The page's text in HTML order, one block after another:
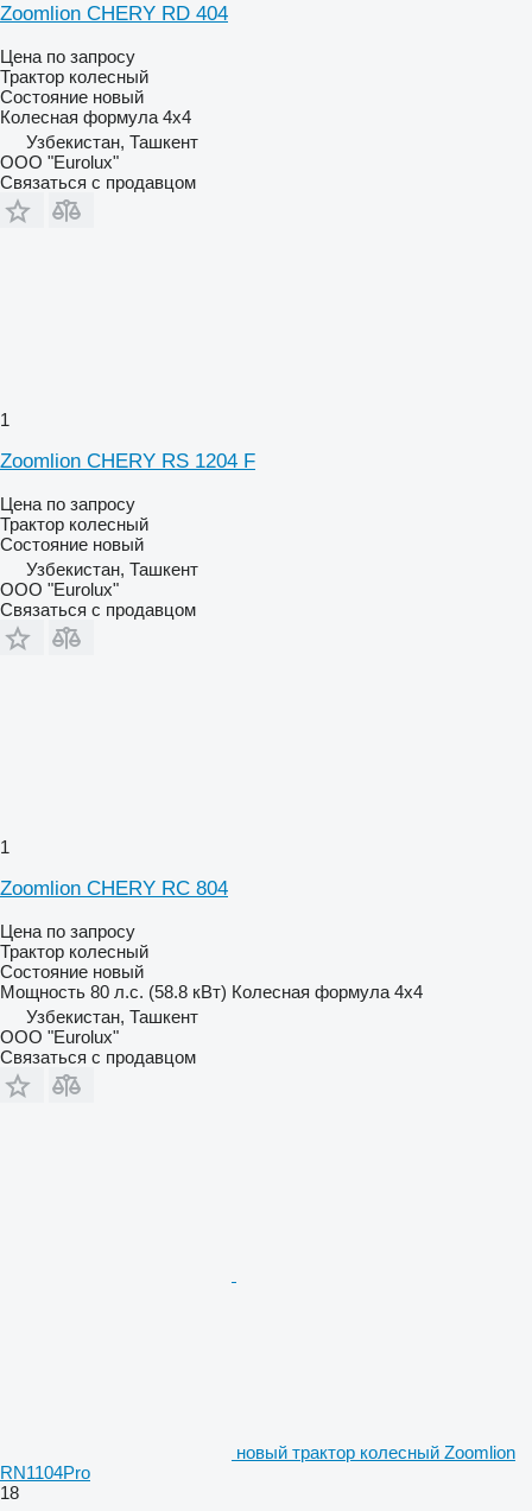
Zoomlion CHERY RD 404
Цена по запросу
Трактор колесный
Состояние новый
Колесная формула 4x4
Узбекистан, Ташкент
ООО "Eurolux"
Связаться с продавцом
1
Zoomlion CHERY RS 1204 F
Цена по запросу
Трактор колесный
Состояние новый
Узбекистан, Ташкент
ООО "Eurolux"
Связаться с продавцом
1
Zoomlion CHERY RC 804
Цена по запросу
Трактор колесный
Состояние новый
Мощность 80 л.с. (58.8 кВт) Колесная формула 4x4
Узбекистан, Ташкент
ООО "Eurolux"
Связаться с продавцом
новый трактор колесный Zoomlion
RN1104Pro
18